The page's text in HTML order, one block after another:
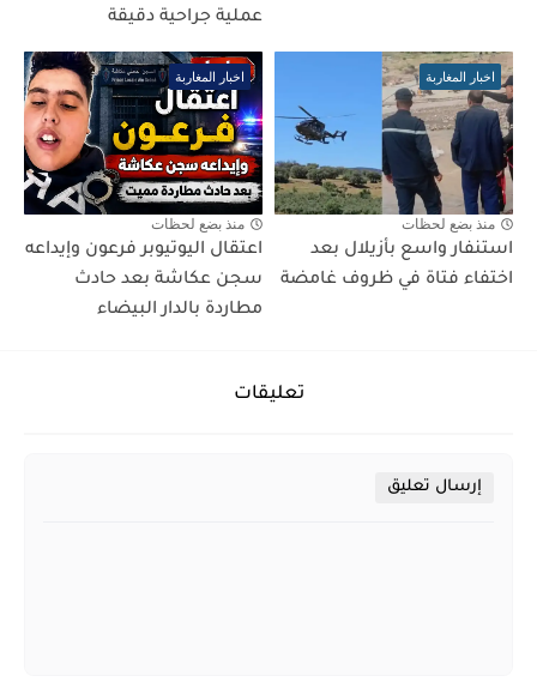
عملية جراحية دقيقة
اخبار المغاربة
منذ بضع لحظات
استنفار واسع بأزيلال بعد
اختفاء فتاة في ظروف غامضة
اخبار المغاربة
منذ بضع لحظات
اعتقال اليوتيوبر فرعون وإيداعه
سجن عكاشة بعد حادث
مطاردة بالدار البيضاء
تعليقات
إرسال تعليق